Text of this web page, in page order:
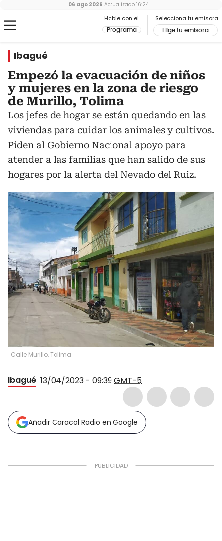
Hable con el
Programa
Selecciona tu emisora
Elige tu emisora
06 ago 2026 Actualizado 16:24
Ibagué
Empezó la evacuación de niños
y mujeres en la zona de riesgo
de Murillo, Tolima
Los jefes de hogar se están quedando en las
viviendas para cuidar los animales y cultivos.
Piden al Gobierno Nacional apoyo para
atender a las familias que han salido de sus
hogares por la alerta del Nevado del Ruiz.
Calle Murillo, Tolima
Ibagué 13/04/2023 - 09:39GMT-5
Añadir Caracol Radio en Google